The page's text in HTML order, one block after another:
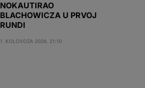
NOKAUTIRAO
BLACHOWICZA U PRVOJ
RUNDI
1. KOLOVOZA 2026. 21:10